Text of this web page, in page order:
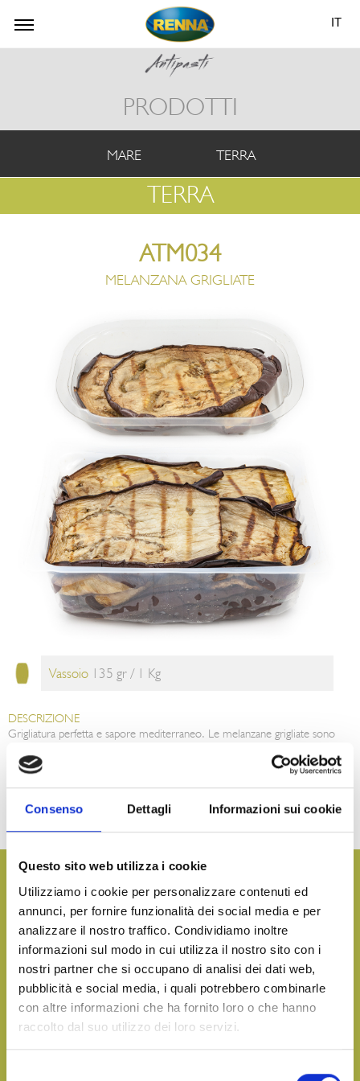
Consenso Dettagli Informazioni sui cookie
Questo sito web utilizza i cookie
Utilizziamo i cookie per personalizzare contenuti ed
annunci, per fornire funzionalità dei social media e per
analizzare il nostro traffico. Condividiamo inoltre
informazioni sul modo in cui utilizza il nostro sito con i
nostri partner che si occupano di analisi dei dati web,
pubblicità e social media, i quali potrebbero combinarle
con altre informazioni che ha fornito loro o che hanno
raccolto dal suo utilizzo dei loro servizi.
IT
PRODOTTI
MARE TERRA
TERRA
ATM034
MELANZANA GRIGLIATE
Vassoio 135 gr / 1 Kg
DESCRIZIONE
Grigliatura perfetta e sapore mediterraneo. Le melanzane grigliate sono
protettiva per preservarne la qualità.
SUGGERIMENTI PER IL CONSUMO
Le melanzane grigliate ottime come aperitivo e antipasto; ideali nella
preparazione di piatti come parmigiana. Leggere e gustose possono essere
consumate anche come contorno.
Vuoi avere maggiori informazioni e ricevere il nostro
catalogo prodotti?
CONTATTACI
Porta in tavola il sapore del mare, in qualsiasi occasione
SCARICA IL NOSTRO CATALOGO E SCOPRI TUTTE LE